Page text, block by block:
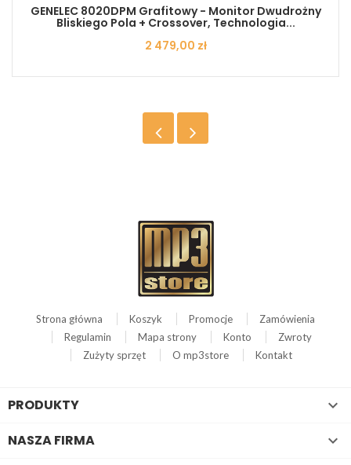
GENELEC 8020DPM Grafitowy - Monitor Dwudrożny
Bliskiego Pola + Crossover, Technologia...
Cena
2 479,00 zł
Strona główna Koszyk Promocje
Zamówienia
Regulamin
Mapa strony Konto
Zwroty
Zużyty sprzęt
O mp3store Kontakt
PRODUKTY 
NASZA FIRMA 